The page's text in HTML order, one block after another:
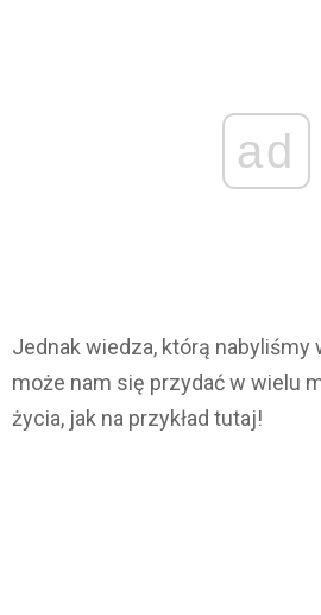
ad
Jednak wiedza, którą
może nam się przydać w wielu
życia, jak na przykład tutaj!